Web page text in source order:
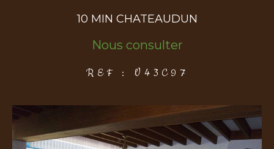
10 MIN CHATEAUDUN
Nous consulter
REF : V43C97